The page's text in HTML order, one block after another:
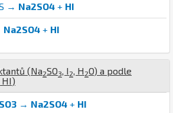
→ Na2SO4 + HI
Na2SO4 + HI
(Na2SO3, I 2, H 2O) a podle
HI)
→ Na2SO4 + HI